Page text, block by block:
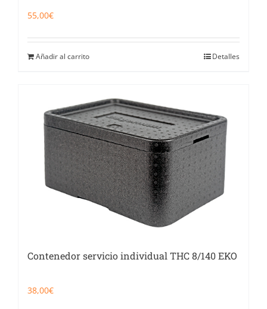
55,00€
Añadir al carrito Detalles
Contenedor servicio individual THC 8/140 EKO
38,00€